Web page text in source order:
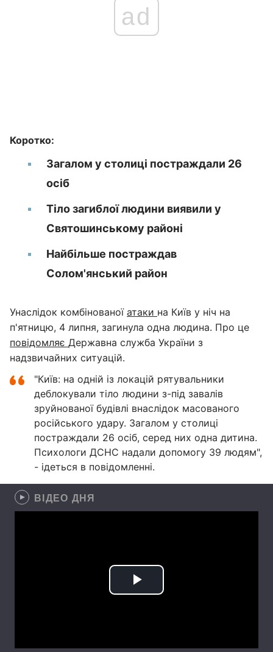
ad
Коротко:
Загалом у столиці постраждали 26
осіб
Тіло загиблої людини виявили у
Святошинському районі
Найбільше постраждав
Солом'янський район
Унаслідок комбінованої атаки на Київ у ніч на
п'ятницю, 4 липня, загинула одна людина. Про це
повідомляє Державна служба України з
надзвичайних ситуацій.
"Київ: на одній із локацій рятувальники
деблокували тіло людини з-під завалів
зруйнованої будівлі внаслідок масованого
російського удару. Загалом у столиці
постраждали 26 осіб, серед них одна дитина.
Психологи ДСНС надали допомогу 39 людям",
- ідеться в повідомленні.
ВІДЕО ДНЯ